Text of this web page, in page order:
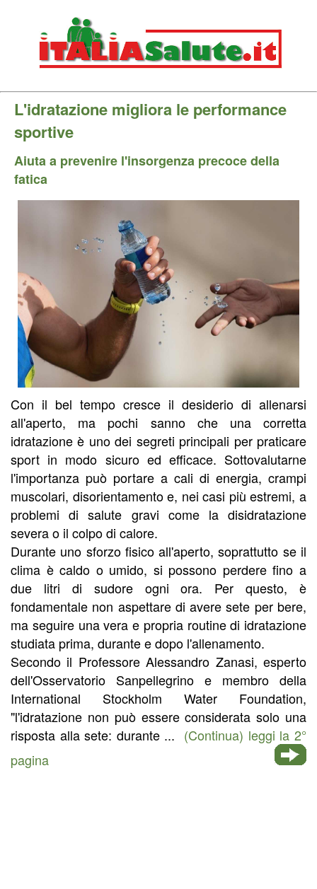
L'idratazione migliora le performance
sportive
Aiuta a prevenire l'insorgenza precoce della
fatica
Con il bel tempo cresce il desiderio di allenarsi
all'aperto, ma pochi sanno che una corretta
idratazione è uno dei segreti principali per praticare
sport in modo sicuro ed efficace. Sottovalutarne
l'importanza può portare a cali di energia, crampi
muscolari, disorientamento e, nei casi più estremi, a
problemi di salute gravi come la disidratazione
severa o il colpo di calore.
Durante uno sforzo fisico all'aperto, soprattutto se il
clima è caldo o umido, si possono perdere fino a
due litri di sudore ogni ora. Per questo, è
fondamentale non aspettare di avere sete per bere,
ma seguire una vera e propria routine di idratazione
studiata prima, durante e dopo l'allenamento.
Secondo il Professore Alessandro Zanasi, esperto
dell'Osservatorio Sanpellegrino e membro della
International Stockholm Water Foundation,
"l'idratazione non può essere considerata solo una
risposta alla sete: durante ... (Continua) leggi la 2°
pagina